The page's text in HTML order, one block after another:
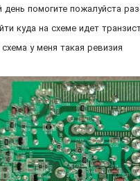
помогите пожалуйста
куда на схеме идет
у меня такая ревизия